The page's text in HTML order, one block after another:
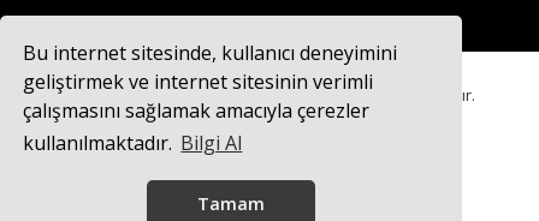
Bu internet sitesinde, kullanıcı deneyimini
geliştirmek ve internet sitesinin verimli
çalışmasını sağlamak amacıyla çerezler
kullanılmaktadır. Bilgi Al
Tamam
© 2021AEON TASARIM RADYATÖRTüm hakları saklıdır.